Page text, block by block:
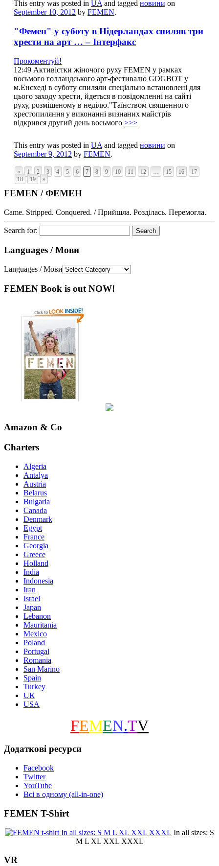
This entry was posted in UAand tagged новини on
September 10, 2012 by FEMEN.
"Фемен" у суботу в Нідерландах спиляв три
хрести на арт … – Інтерфакс
Прокоментуй!
12:49 Активістки жіночого руху FEMEN у рамках
восьмого голландського арт-фестивалю GOGBOT у
м.Енсхеді в суботу спиляли спеціально встановлені для
цього заходу хрести, йдеться в повідомленні на сайті
руху, розміщеному в неділю."Таїнством священного
хрестопиляння у виконанні визнаних майстрів
відкрився другий день восьмого >>>
This entry was posted in UA and tagged новини on
September 9, 2012 by FEMEN.
« 1 2 3 4 5 6 7 8 9 10 11 12 … 15 16
17
18
19 »
FEMEN / ФЕМЕН
Came. Stripped. Conquered. / Прийшла. Розділась. Перемогла.
Search for:
Languages / Мови
Languages / Мови
FEMEN Book is out NOW!
Amazon & Co
Charters
Algeria
Antalya
Austria
Belarus
Bulgaria
Canada
Denmark
Egypt
France
Georgia
Greece
Holland
India
Indonesia
Iran
Israel
Japan
Lebanon
Mauritania
Mexico
Poland
Portugal
Romania
San Marino
Spain
Turkey
UK
USA
FEMEN.TV
Додаткові ресурси
Facebook
Twitter
YouTube
Всі в одному (all-in-one)
FEMEN T-Shirt
In all sizes: S
M L XL XXL XXXL
VR